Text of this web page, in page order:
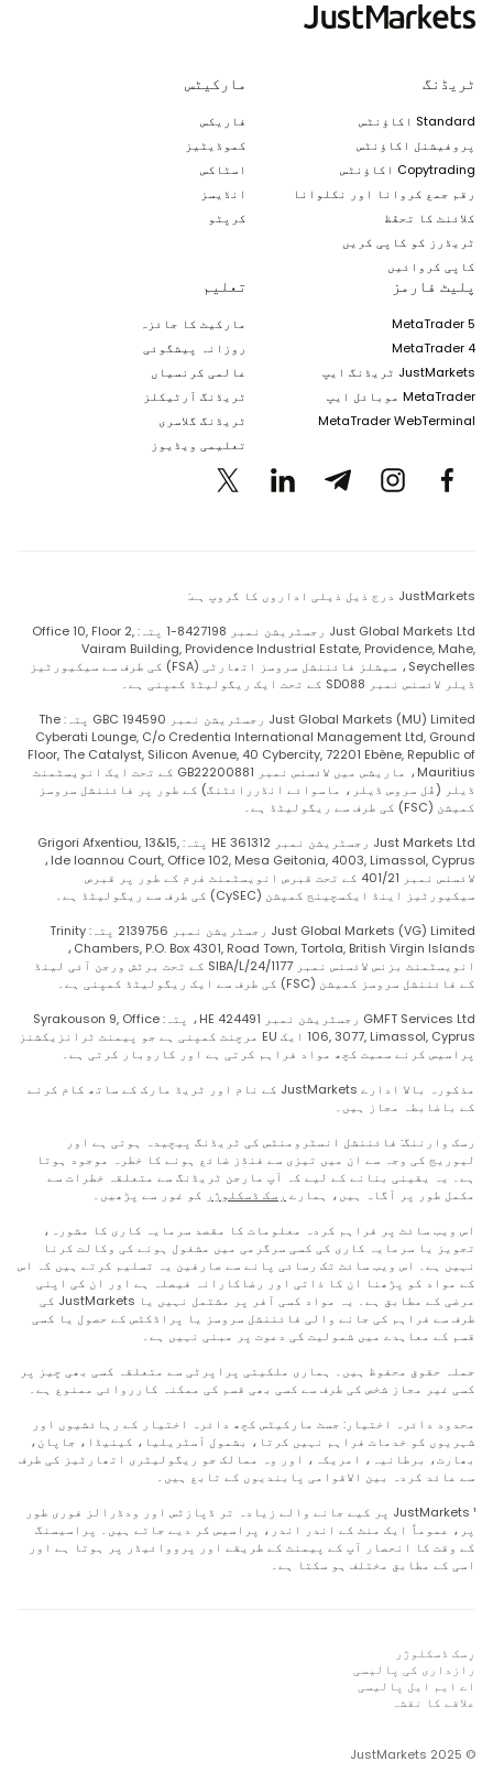
ٹریڈنگ
Standard اکاؤنٹس
پروفیشنل اکاؤنٹس
Copytrading اکاؤنٹس
رقم جمع کروانا اور نکلوانا
کلائنٹ کا تحفّظ
ٹریڈرز کو کاپی کریں
کاپی کروائیں
مارکیٹس
فاریکس
کموڈیٹیز
اسٹاکس
انڈیسز
کرپٹو
پلیٹ فارمز
MetaTrader 5
MetaTrader 4
JustMarkets ٹریڈنگ ایپ
MetaTrader موبائل ایپ
MetaTrader WebTerminal
تعلیم
مارکیٹ کا جائزہ
روزانہ پیشگوئی
عالمی کرنسیاں
ٹریڈنگ آرٹیکلز
ٹریڈنگ گلاسری
تعلیمی ویڈیوز
JustMarkets درج ذیل ذیلی اداروں کا گروپ ہے:
Just Global Markets Ltd رجسٹریشن نمبر 8427198-1 پتہ: Office 10, Floor 2,
Vairam Building, Providence Industrial Estate, Providence, Mahe,
Seychelles، سیشلز فائننشل سروسز اتھارٹی (FSA) کی طرف سے سیکیورٹیز
ڈیلر لائسنس نمبر SD088 کے تحت ایک ریگولیٹڈ کمپنی ہے۔
Just Global Markets (MU) Limited رجسٹریشن نمبر 194590 GBC پتہ: The
Cyberati Lounge, C/o Credentia International Management Ltd, Ground
Floor, The Catalyst, Silicon Avenue, 40 Cybercity, 72201 Ebène, Republic of
Mauritius، ماریشس میں لائسنس نمبر GB22200881 کے تحت ایک انویسٹمنٹ
ڈیلر (فُل سروس ڈیلر، ماسوائے انڈررائٹنگ) کے طور پر فائننشل سروسز
کمیشن (FSC) کی طرف سے ریگولیٹڈ ہے۔
Just Markets Ltd رجسٹریشن نمبر HE 361312 پتہ: Grigori Afxentiou, 13&15,
Ide Ioannou Court, Office 102, Mesa Geitonia, 4003, Limassol, Cyprus،
لائسنس نمبر 401/21 کے تحت قبرص انویسٹمنٹ فرم کے طور پر قبرص
سیکیورٹیز اینڈ ایکسچینج کمیشن (CySEC) کی طرف سے ریگولیٹڈ ہے۔
Just Global Markets (VG) Limited رجسٹریشن نمبر 2139756 پتہ: Trinity
Chambers, P.O. Box 4301, Road Town, Tortola, British Virgin Islands،
انویسٹمنٹ بزنس لائسنس نمبر SIBA/L/24/1177 کے تحت برٹش ورجن آئی لینڈ
کے فائننشل سروسز کمیشن (FSC) کی طرف سے ایک ریگولیٹڈ کمپنی ہے۔
GMFT Services Ltd رجسٹریشن نمبر HE 424491، پتہ: Syrakouson 9, Office
106, 3077, Limassol, Cyprus ایک EU مرچنٹ کمپنی ہے جو پیمنٹ ٹرانزیکشنز
پراسیس کرنے سمیت کچھ مواد فراہم کرتی ہے اور کاروبار کرتی ہے۔
مذکورہ بالا ادارے JustMarkets کے نام اور ٹریڈ مارک کے ساتھ کام کرنے
کے باضابطہ مجاز ہیں۔
رسک وارننگ: فائننشل انسٹرومنٹس کی ٹریڈنگ پیچیدہ ہوتی ہے اور
لیوریج کی وجہ سے ان میں تیزی سے فنڈز ضائع ہونے کا خطرہ موجود ہوتا
ہے۔ یہ یقینی بنانے کے لیے کہ آپ مارجن ٹریڈنگ سے متعلقہ خطرات سے
مکمل طور پر آگاہ ہیں، ہمارے رسک ڈسکلوژر کو غور سے پڑھیں۔
اس ویب سائٹ پر فراہم کردہ معلومات کا مقصد سرمایہ کاری کا مشورہ،
تجویز یا سرمایہ کاری کی کسی سرگرمی میں مشغول ہونے کی وکالت کرنا
نہیں ہے۔ اس ویب سائٹ تک رسائی پانے سے صارفین یہ تسلیم کرتے ہیں کہ اس
کے مواد کو پڑھنا ان کا ذاتی اور رضاکارانہ فیصلہ ہے اور ان کی اپنی
مرضی کے مطابق ہے۔ یہ مواد کسی آفر پر مشتمل نہیں یا JustMarkets کی
طرف سے فراہم کی جانے والی فائننشل سروسز یا پراڈکٹس کے حصول یا کسی
قسم کے معاہدے میں شمولیت کی دعوت پر مبنی نہیں ہے۔
جملہ حقوق محفوظ ہیں۔ ہماری ملکیتی پراپرٹی سے متعلقہ کسی بھی چیز پر
کسی غیر مجاز شخص کی طرف سے کسی بھی قسم کی ممکنہ کارروائی ممنوع ہے۔
محدود دائرہ اختیار: جسٹ مارکیٹس کچھ دائرہ اختیار کے رہائشیوں اور
شہریوں کو خدمات فراہم نہیں کرتا، بشمول آسٹریلیا، کینیڈا، جاپان،
بھارت، برطانیہ، امریکہ، اور وہ ممالک جو ریگولیٹری اتھارٹیز کی طرف
سے عائد کردہ بین الاقوامی پابندیوں کے تابع ہیں۔
¹ JustMarkets پر کیے جانے والے زیادہ تر ڈپازٹس اور ودڈرالز فوری طور
پر، عموماً ایک منٹ کے اندر اندر، پراسیس کر دیے جاتے ہیں۔ پراسیسنگ
کے وقت کا انحصار آپ کے پیمنٹ کے طریقے اور پرووائیڈر پر ہوتا ہے اور
اسی کے مطابق مختلف ہو سکتا ہے۔
رِسک ڈسکلوژر
رازداری کی پالیسی
اے ایم ایل پالیسی
علاقے کا نقشہ
© 2025 JustMarkets